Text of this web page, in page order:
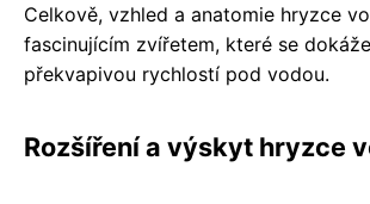
Celkově, vzhled a anatomie hryzce
fascinujícím zvířetem, které se
překvapivou rychlostí pod vodou.
Rozšíření a výskyt hryzce